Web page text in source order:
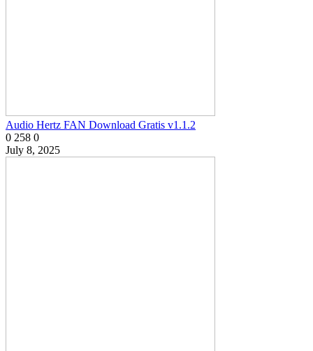
Audio Hertz FAN Download Gratis v1.1.2
0 258 0
July 8, 2025